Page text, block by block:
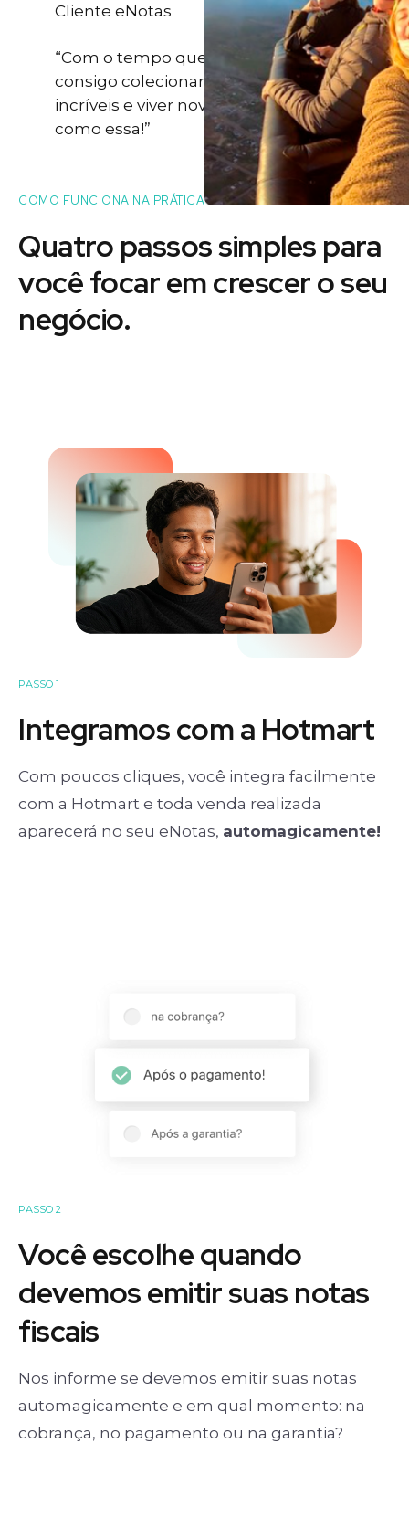
Cliente eNotas
“Com o tempo que eu ganho eu
consigo colecionar momentos
incríveis e viver novas experiências
como essa!”
COMO FUNCIONA NA PRÁTICA
Quatro passos simples para
vocêfocarem crescer o seu
negócio.
PASSO 1
Integramos com a Hotmart
Com poucos cliques, você integra facilmente
com a Hotmart e toda venda realizada
aparecerá no seu eNotas, automagicamente!
PASSO 2
Você escolhe quando
devemos emitir suas notas
fiscais
Nos informe se devemos emitir suas notas
automagicamente e em qual momento: na
cobrança, no pagamento ou na garantia?